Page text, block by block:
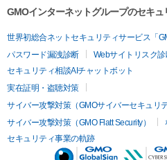
GMOインターネットグループのセキ
世界初総合ネットセキュリティサービス「
パスワード漏洩診断
Webサイトリスク診
セキュリティ相談AIチャットボット
実在証明・盗聴対策
サイバー攻撃対策（GMOサイバーセキュリ
サイバー攻撃対策（GMO Flatt Security）
セキュリティ事業の軌跡